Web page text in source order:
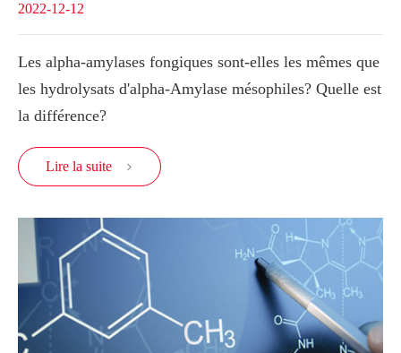
2022-12-12
Les alpha-amylases fongiques sont-elles les mêmes que
les hydrolysats d'alpha-Amylase mésophiles? Quelle est
la différence?
Lire la suite 